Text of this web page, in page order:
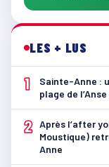
LES + LUS
1
Sainte-Anne :
plage de
2 Après l’after
Moustique)
Anne